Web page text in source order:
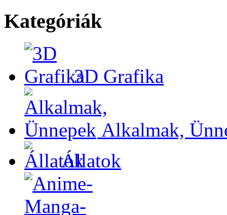
Kategóriák
3D Grafika
Alkalmak,
Állatok